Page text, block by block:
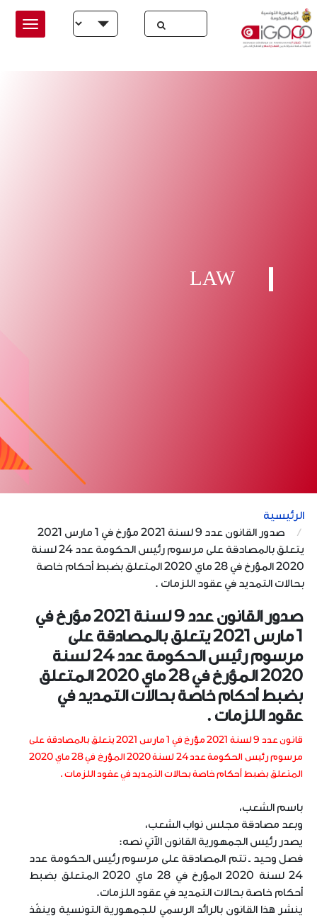
Skip to main content
Select your language
LAW
الرئيسية
صدور القانون عدد 9 لسنة 2021 مؤرخ في 1 مارس 2021
يتعلق بالمصادقة على مرسوم رئيس الحكومة عدد 24 لسنة
2020 المؤرخ في 28 ماي 2020 المتعلق بضبط أحكام خاصة
بحالات التمديد في عقود اللزمات .
صدور القانون عدد 9 لسنة 2021 مؤرخ في
1 مارس 2021 يتعلق بالمصادقة على
مرسوم رئيس الحكومة عدد 24 لسنة
2020 المؤرخ في 28 ماي 2020 المتعلق
بضبط أحكام خاصة بحالات التمديد في
عقود اللزمات .
قانون عدد 9 لسنة 2021 مؤرخ في 1 مارس 2021 يتعلق بالمصادقة على
مرسوم رئيس الحكومة عدد 24 لسنة 2020 المؤرخ في 28 ماي 2020
المتعلق بضبط أحكام خاصة بحالات التمديد في عقود اللزمات .
باسم الشعب،
وبعد مصادقة مجلس نواب الشعب،
يصدر رئيس الجمهورية القانون الآتي نصه:
فصل وحيد ـ تتم المصادقة على مرسوم رئيس الحكومة عدد
24 لسنة 2020 المؤرخ في 28 ماي 2020 المتعلق بضبط
أحكام خاصة بحالات التمديد في عقود اللزمات.
ينشر هذا القانون بالرائد الرسمي للجمهورية التونسية وينفّذ